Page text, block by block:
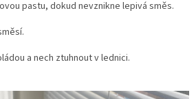
pastu, dokud nevznikne lepivá směs.
a nech ztuhnout v lednici.